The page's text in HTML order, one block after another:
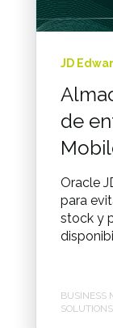
JD
de
Oracle
para
stock y
BUSINESS
SOLUTIONS